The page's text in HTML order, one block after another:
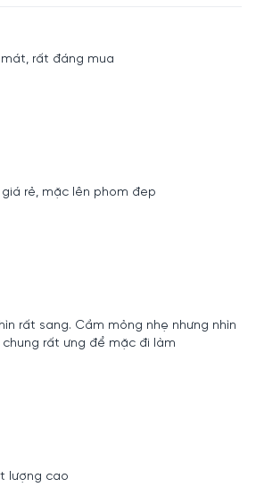
rất đáng mua
rẻ, mặc lên phom đep
rất sang. Cầm mỏng nhẹ nhưng nhìn
rất ưng để mặc đi làm
lượng cao